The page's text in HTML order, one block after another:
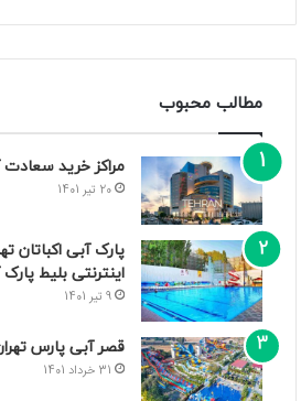
مطالب محبوب
مراکز خرید سعادت‌
20 تیر 1401
پارک آبی اکباتان
اینترنتی بلیط پارک
9 تیر 1401
قصر آبی پارس
31 خرداد 1401